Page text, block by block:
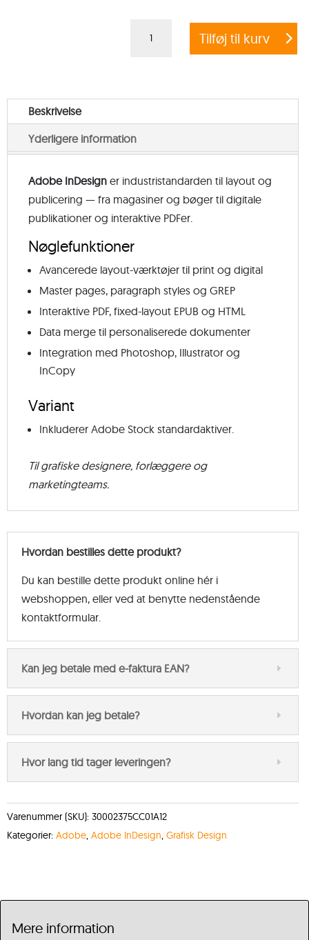
Stock
antal
Tilføj til kurv
Beskrivelse
Yderligere information
Adobe InDesign er industristandarden til layout og
publicering — fra magasiner og bøger til digitale
publikationer og interaktive PDFer.
Nøglefunktioner
Avancerede layout-værktøjer til print og digital
Master pages, paragraph styles og GREP
Interaktive PDF, fixed-layout EPUB og HTML
Data merge til personaliserede dokumenter
Integration med Photoshop, Illustrator og
InCopy
Variant
Inkluderer Adobe Stock standardaktiver.
Til grafiske designere, forlæggere og
marketingteams.
Hvordan bestilles dette produkt?
Du kan bestille dette produkt online hér i
webshoppen, eller ved at benytte nedenstående
kontaktformular.
Kan jeg betale med e-faktura EAN?
Hvordan kan jeg betale?
Hvor lang tid tager leveringen?
Varenummer (SKU): 30002375CC01A12
Kategorier: Adobe, Adobe InDesign, Grafisk Design
Mere information